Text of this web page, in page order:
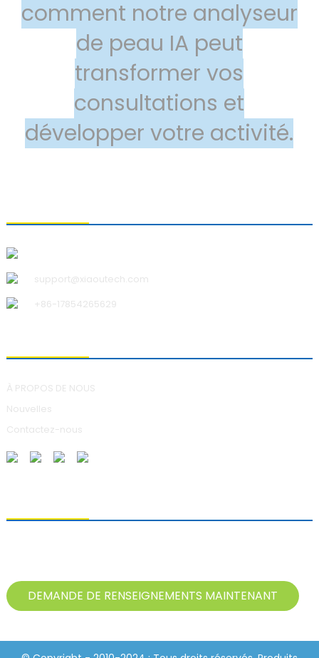
comment notre analyseur
de peau IA peut
transformer vos
consultations et
développer votre activité.
support@xiaoutech.com
+86-17854265629
À PROPOS DE NOUS
Nouvelles
Contactez-nous
DEMANDE DE RENSEIGNEMENTS MAINTENANT